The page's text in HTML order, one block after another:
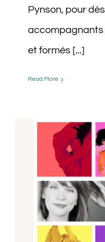
Pynson, pour
accompagnants
et formés [...]
Read More